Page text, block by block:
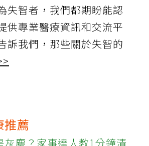
失智者，我們都期盼能認
供專業醫療資訊和交流平
訴我們，那些關於失智的
推薦
灰塵？家事達人教1分鐘清